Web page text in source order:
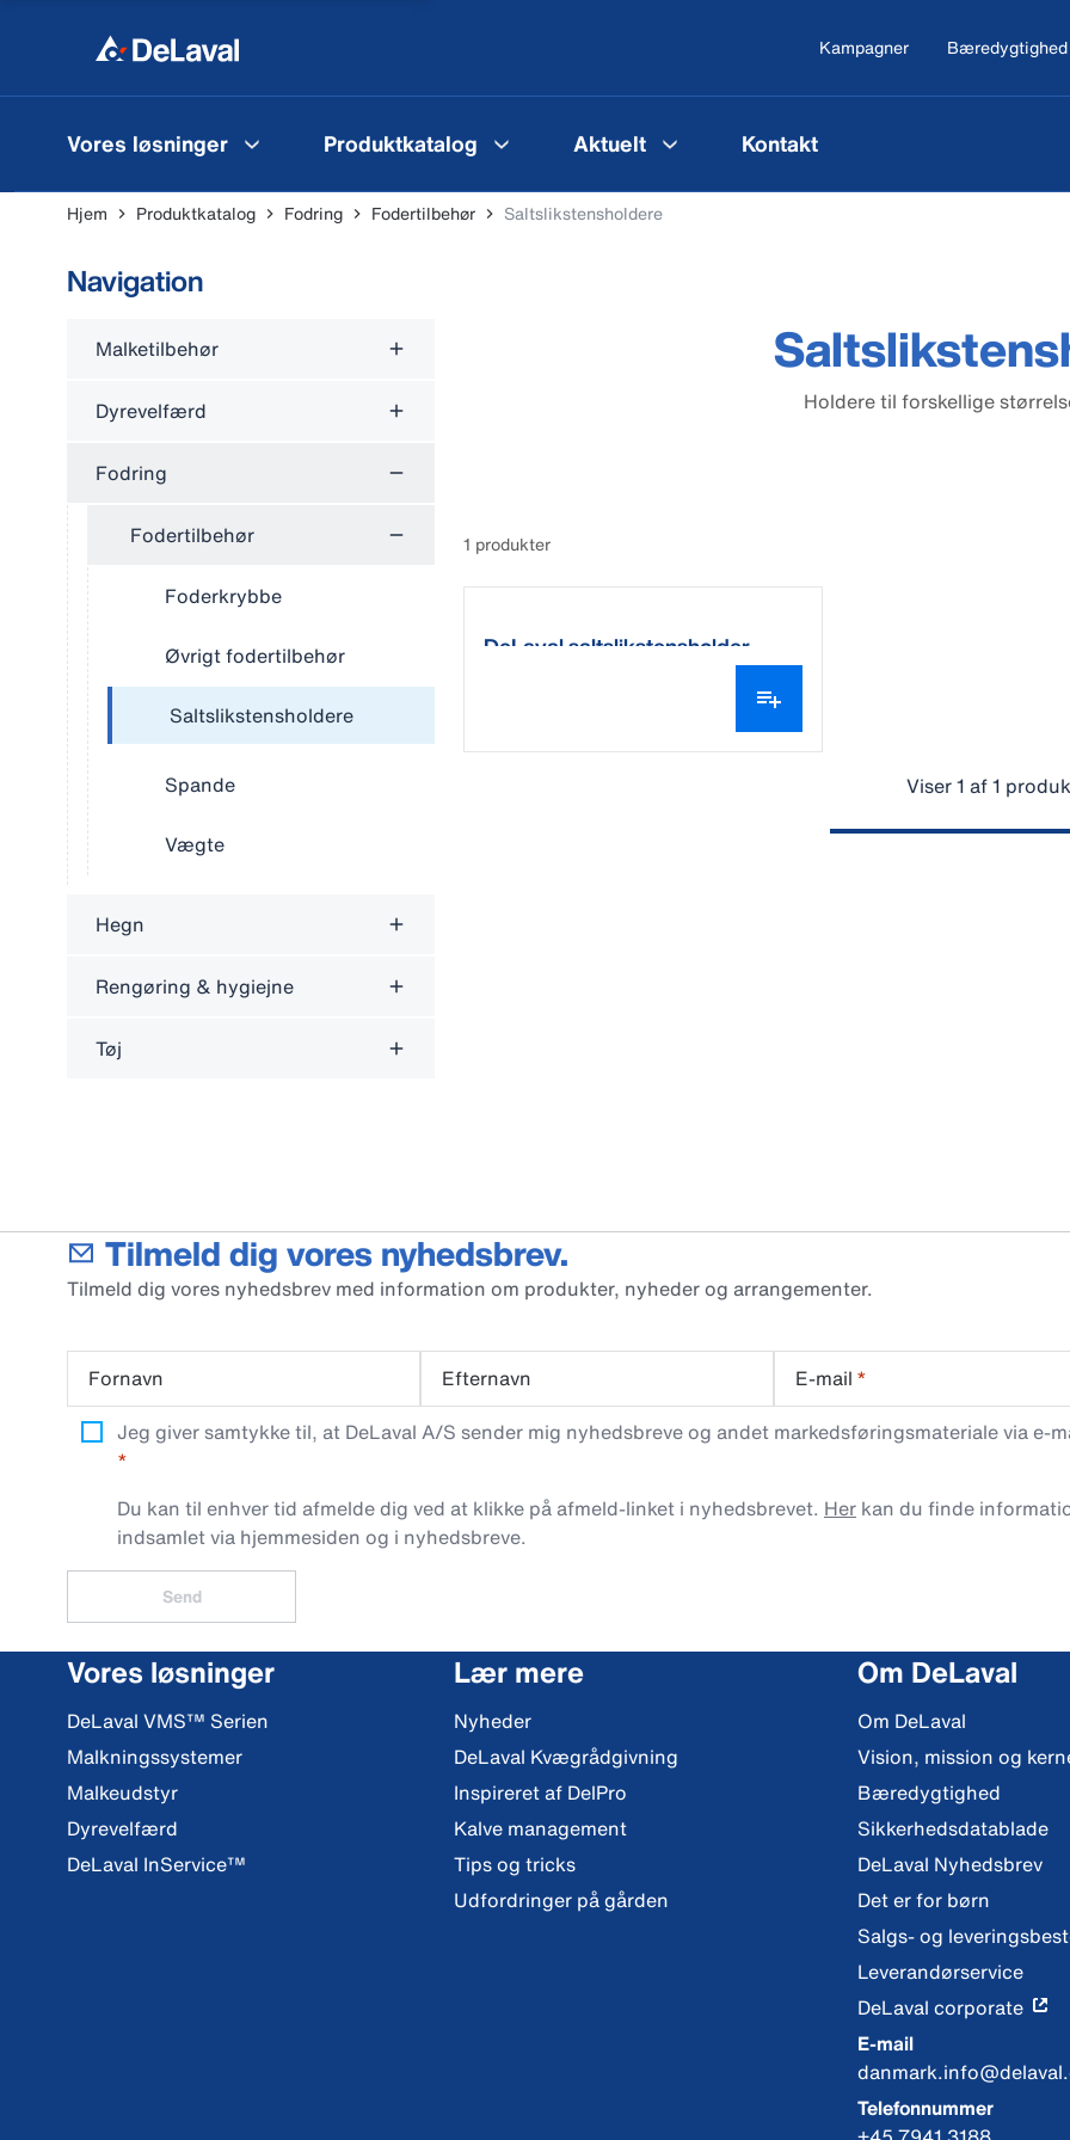
Kampagner Bæredygtighed
Vores løsninger Produktkatalog Aktuelt Kontakt
Hjem Produktkatalog Fodring Fodertilbehør Saltslikstensholdere
Navigation
Malketilbehør
Dyrevelfærd
Fodring
Fodertilbehør
Foderkrybbe
Øvrigt fodertilbehør
Saltslikstensholdere
Spande
Vægte
Hegn
Rengøring & hygiejne
Tøj
Holdere til forskellige
1 produkter
DeLaval saltslikstensholder
Viser 1 af 1
Tilmeld dig vores nyhedsbrev.
Tilmeld dig vores nyhedsbrev med information om produkter, nyheder og arrangementer.
Fornavn Efternavn E-mail *
Jeg giver samtykke til, at DeLaval A/S sender mig nyhedsbreve og andet markedsføringsmateriale via
Du kan til enhver tid afmelde dig ved at klikke på afmeld-linket i nyhedsbrevet. Her kan du finde
indsamlet via hjemmesiden og i nyhedsbreve.
Send
Vores løsninger
DeLaval VMS™ Serien
Malkningssystemer
Malkeudstyr
Dyrevelfærd
DeLaval InService™
Lær mere
Nyheder
DeLaval Kvægrådgivning
Inspireret af DelPro
Kalve management
Tips og tricks
Udfordringer på gården
Om DeLaval
Om DeLaval
Vision, mission og
Bæredygtighed
Sikkerhedsdatablade
DeLaval Nyhedsbrev
Det er for børn
Salgs- og
Leverandørservice
DeLaval corporate
E-mail
Telefonnummer